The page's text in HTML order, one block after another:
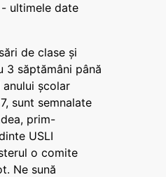
ultimele date
de clase și
3 săptămâni până
școlar
sunt semnalate
prim-
USLI
o comite
Ne sună